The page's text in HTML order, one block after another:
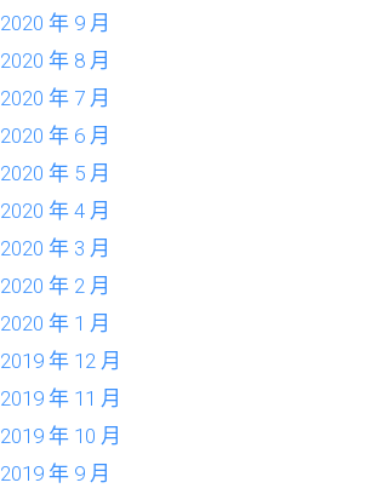
2020 年 9 月
2020 年 8 月
2020 年 7 月
2020 年 6 月
2020 年 5 月
2020 年 4 月
2020 年 3 月
2020 年 2 月
2020 年 1 月
2019 年 12 月
2019 年 11 月
2019 年 10 月
2019 年 9 月